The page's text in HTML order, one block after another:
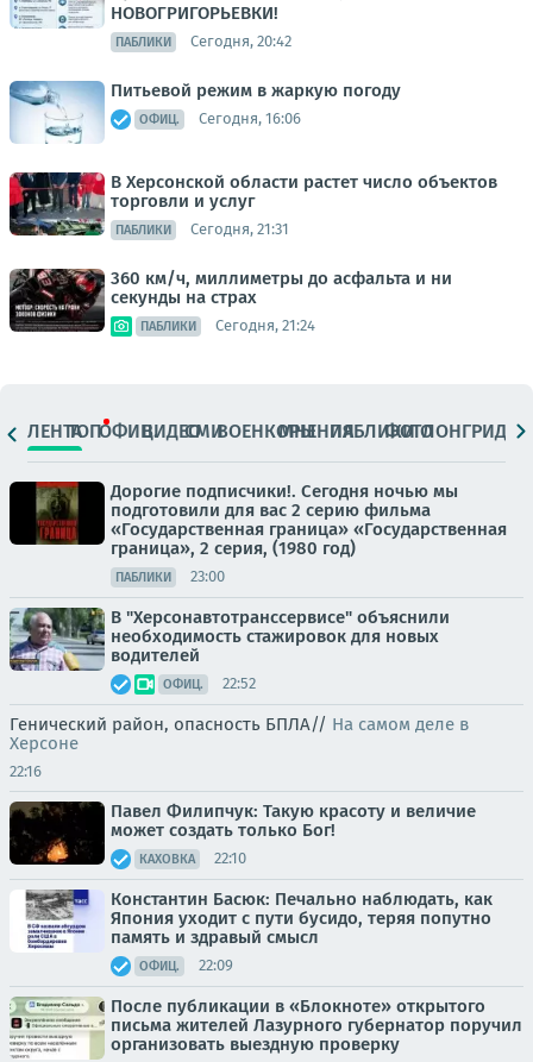
НОВОГРИГОРЬЕВКИ!
ПАБЛИКИ Сегодня, 20:42
Питьевой режим в жаркую погоду
ОФИЦ. Сегодня, 16:06
В Херсонской области растет число объектов
торговли и услуг
ПАБЛИКИ Сегодня, 21:31
360 км/ч, миллиметры до асфальта и ни
секунды на страх
ПАБЛИКИ Сегодня, 21:24
ЛЕНТАТОПОФИЦ.ВИДЕОСМИВОЕНКОРЫМНЕНИЯПАБЛИКИ
ФОТОЛОНГРИДЫ
Дорогие подписчики!. Сегодня ночью мы
подготовили для вас 2 серию фильма
«Государственная граница» «Государственная
граница», 2 серия, (1980 год)
ПАБЛИКИ 23:00
В "Херсонавтотранссервисе" объяснили
необходимость стажировок для новых
водителей
ОФИЦ. 22:52
Генический район, опасность БПЛА// На самом деле в
Херсоне
22:16
Павел Филипчук: Такую красоту и величие
может создать только Бог!
КАХОВКА 22:10
Константин Басюк: Печально наблюдать, как
Япония уходит с пути бусидо, теряя попутно
память и здравый смысл
ОФИЦ. 22:09
После публикации в «Блокноте» открытого
письма жителей Лазурного губернатор поручил
организовать выездную проверку